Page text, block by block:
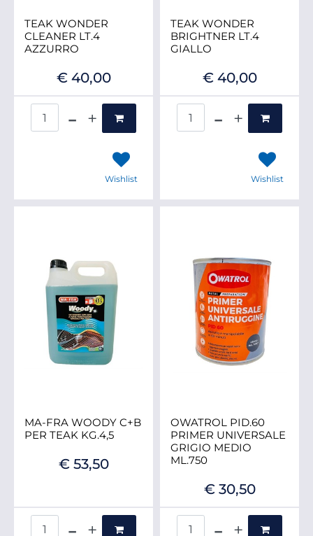
TEAK WONDER
CLEANER LT.4
AZZURRO
€ 40,00
Wishlist
TEAK WONDER
BRIGHTNER LT.4
GIALLO
€ 40,00
Wishlist
MA-FRA WOODY C+B
PER TEAK KG.4,5
€ 53,50
OWATROL PID.60
PRIMER UNIVERSALE
GRIGIO MEDIO
ML.750
€ 30,50